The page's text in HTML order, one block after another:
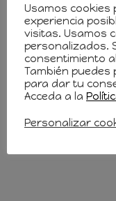
Usamos cookies
experiencia
visitas. Usamos
personalizados.
consentimiento
También puedes
para dar tu
Acceda a la
Personalizar